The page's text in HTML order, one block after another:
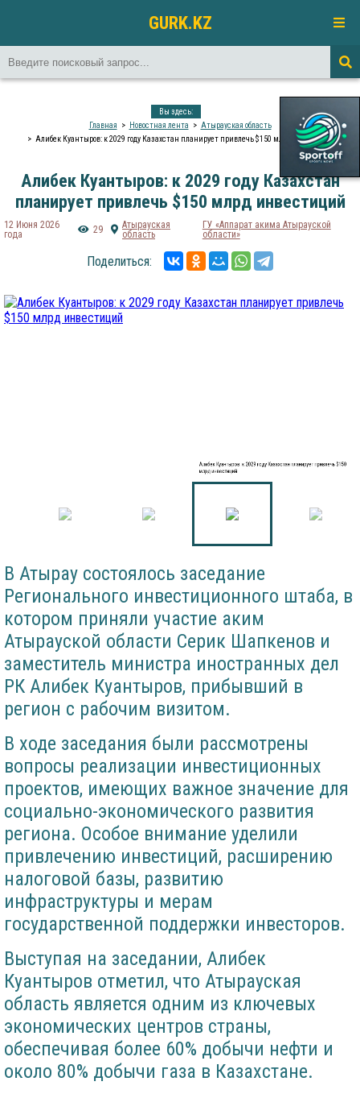
GURK.KZ
Вы здесь:
Главная
Новостная лента
Атырауская область
Алибек Куантыров: к 2029 году Казахстан планирует привлечь $150 млрд инвестиций
Алибек Куантыров: к 2029 году Казахстан
планирует привлечь $150 млрд инвестиций
12 Июня 2026
года
29
Атырауская
область
ГУ «Аппарат акима Атырауской
области»
Поделиться:
Алибек Куантыров: к 2029 году Казахстан планирует привлечь $150
млрд инвестиций
В Атырау состоялось заседание
Регионального инвестиционного штаба, в
котором приняли участие аким
Атырауской области Серик Шапкенов и
заместитель министра иностранных дел
РК Алибек Куантыров, прибывший в
регион с рабочим визитом.
В ходе заседания были рассмотрены
вопросы реализации инвестиционных
проектов, имеющих важное значение для
социально-экономического развития
региона. Особое внимание уделили
привлечению инвестиций, расширению
налоговой базы, развитию
инфраструктуры и мерам
государственной поддержки инвесторов.
Выступая на заседании, Алибек
Куантыров отметил, что Атырауская
область является одним из ключевых
экономических центров страны,
обеспечивая более 60% добычи нефти и
около 80% добычи газа в Казахстане.